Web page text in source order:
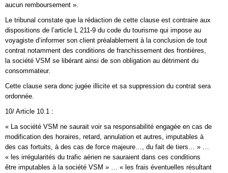
aucun remboursement ».
Le tribunal constate que la rédaction de cette clause est contraire aux
dispositions de l’article L 211-9 du code du tourisme qui impose au
voyagiste d’informer son client préalablement à la conclusion de tout
contrat notamment des conditions de franchissement des frontières,
la société VSM se libérant ainsi de son obligation au détriment du
consommateur.
Cette clause sera donc jugée illicite et sa suppression du contrat sera
ordonnée.
10/ Article 10.1 :
« La société VSM ne saurait voir sa responsabilité engagée en cas de
modification des horaires, retard, annulation et autres, imputables à
des cas fortuits, à des cas de force majeure…, du fait de tiers… » …
« les irrégularités du trafic aérien ne sauraient dans ces conditions
être imputables à la société VSM » … « les frais éventuelles résultant